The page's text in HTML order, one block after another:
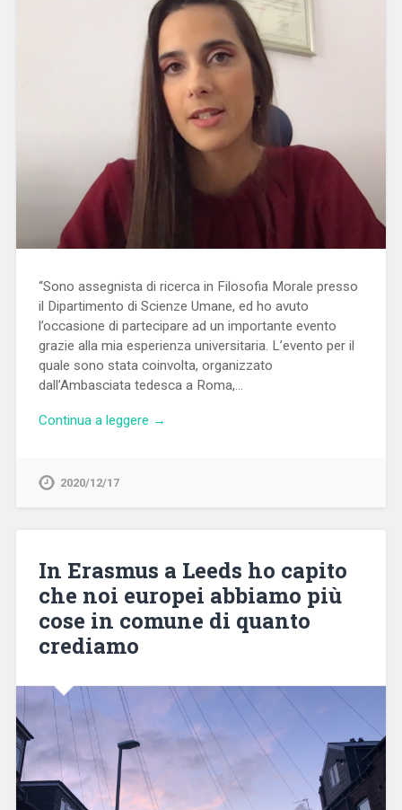
“Sono assegnista di ricerca in Filosofia Morale presso
il Dipartimento di Scienze Umane, ed ho avuto
l’occasione di partecipare ad un importante evento
grazie alla mia esperienza universitaria. L’evento per il
quale sono stata coinvolta, organizzato
dall’Ambasciata tedesca a Roma,…
Continua a leggere →
2020/12/17
In Erasmus a Leeds ho capito
che noi europei abbiamo più
cose in comune di quanto
crediamo